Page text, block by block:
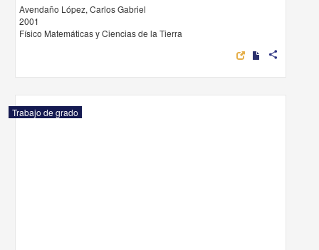
Avendaño López, Carlos Gabriel
2001
Físico Matemáticas y Ciencias de la Tierra
share
Trabajo de grado